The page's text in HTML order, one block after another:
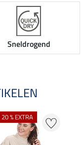
Sneldrogend
% EXTRA